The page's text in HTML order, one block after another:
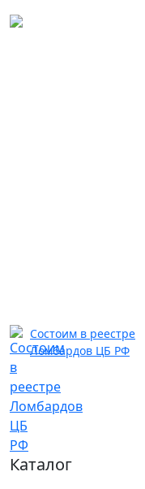
Состоим в реестре
Ломбардов ЦБ РФ
Каталог